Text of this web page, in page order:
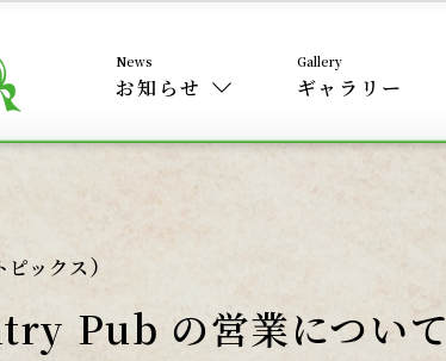
お知らせ ギャラリー
ピックス）
Pub の営業について